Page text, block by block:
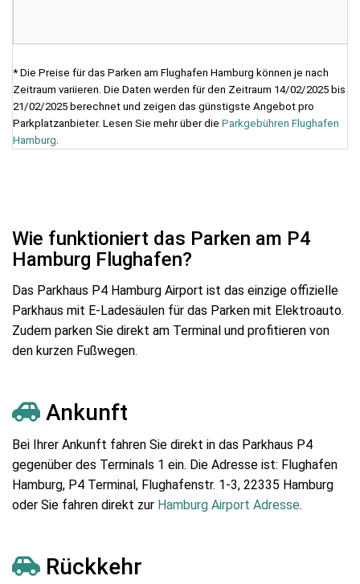
* Die Preise für das Parken am Flughafen Hamburg können je nach
Zeitraum variieren. Die Daten werden für den Zeitraum 14/02/2025 bis
21/02/2025 berechnet und zeigen das günstigste Angebot pro
Parkplatzanbieter. Lesen Sie mehr über die Parkgebühren Flughafen
Hamburg.
Wie funktioniert das Parken am P4
Hamburg Flughafen?
Das Parkhaus P4 Hamburg Airport ist das einzige offizielle
Parkhaus mit E-Ladesäulen für das Parken mit Elektroauto.
Zudem parken Sie direkt am Terminal und profitieren von
den kurzen Fußwegen.
Ankunft
Bei Ihrer Ankunft fahren Sie direkt in das Parkhaus P4
gegenüber des Terminals 1 ein. Die Adresse ist: Flughafen
Hamburg, P4 Terminal, Flughafenstr. 1-3, 22335 Hamburg
oder Sie fahren direkt zur Hamburg Airport Adresse.
Rückkehr